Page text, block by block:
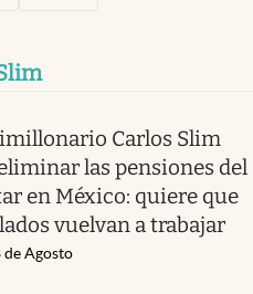
Carlos Slim
las pensiones del
en México: quiere que
vuelvan a trabajar
de Agosto